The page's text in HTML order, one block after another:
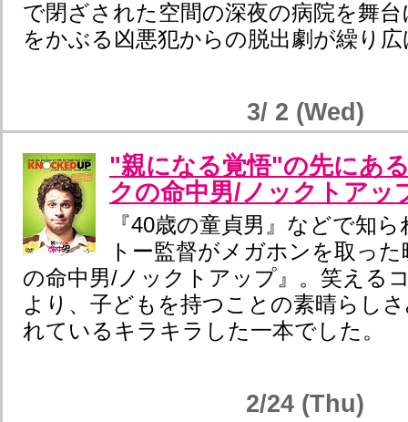
で閉ざされた空間の深夜の病院を舞
をかぶる凶悪犯からの脱出劇が繰り
3/ 2 (Wed)
"親になる覚悟"の先にあ
クの命中男/ノックトアッ
『40歳の童貞男』などで知
トー監督がメガホンを取っ
の命中男/ノックトアップ』。笑える
より、子どもを持つことの素晴らし
れているキラキラした一本でした。
2/24 (Thu)